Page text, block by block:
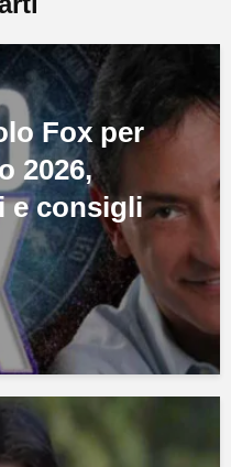
Fox per
2026,
e consigli